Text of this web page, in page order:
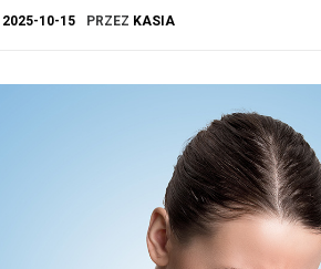
2025-10-15 PRZEZ KASIA